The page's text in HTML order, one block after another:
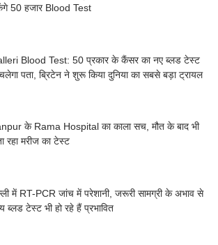
50 हजार Blood Test
Blood Test: 50 प्रकार के कैंसर का नए ब्लड टेस्ट
पता, ब्रिटेन ने शुरू किया दुनिया का सबसे बड़ा ट्रायल
के Rama Hospital का काला सच, मौत के बाद भी
रहा मरीज का टेस्ट
में RT-PCR जांच में परेशानी, जरूरी सामग्री के अभाव से
ब्लड टेस्ट भी हो रहे हैं प्रभावित